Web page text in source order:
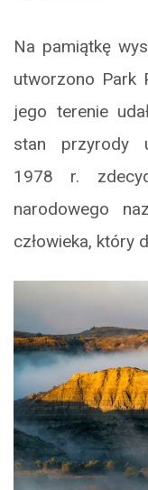
Na pamiątkę
utworzono Park
jego terenie
stan przyrody
1978 r.
narodowego
człowieka, który